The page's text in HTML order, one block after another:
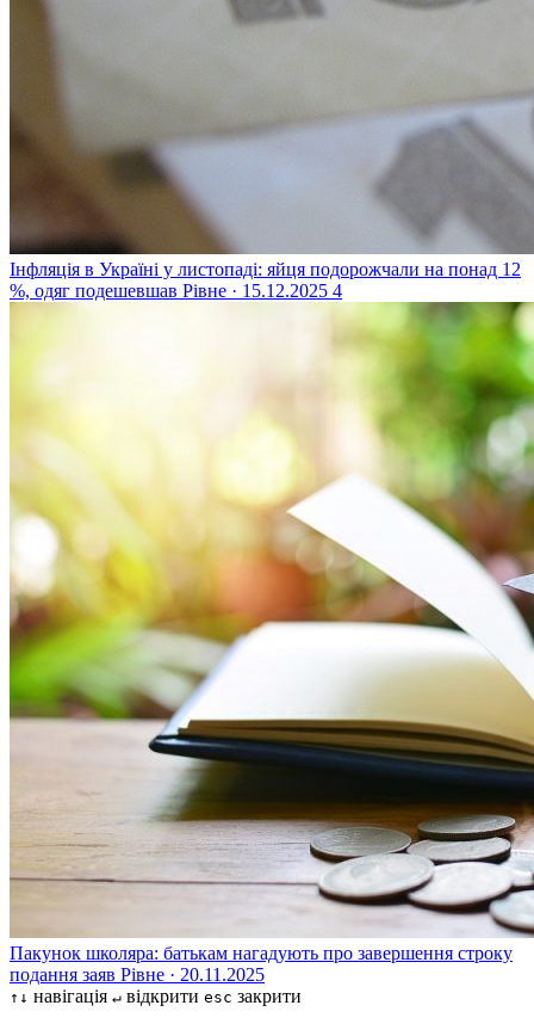
Інфляція в Україні у листопаді: яйця подорожчали на понад 12
%, одяг подешевшав Рівне · 15.12.2025 4
Пакунок школяра: батькам нагадують про завершення строку
подання заяв Рівне · 20.11.2025
↑↓ навігація ↵ відкрити esc закрити